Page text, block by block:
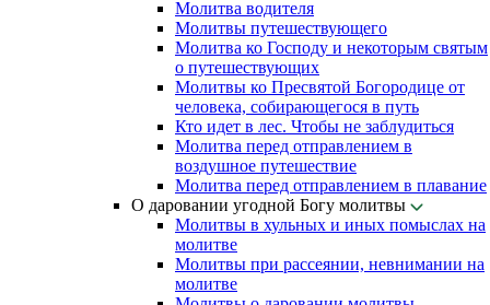
Молитва водителя
Молитвы путешествующего
Молитва ко Господу и некоторым святым
о путешествующих
Молитвы ко Пресвятой Богородице от
человека, собирающегося в путь
Кто идет в лес. Чтобы не заблудиться
Молитва перед отправлением в
воздушное путешествие
Молитва перед отправлением в плавание
О даровании угодной Богу молитвы
Молитвы в хульных и иных помыслах на
молитве
Молитвы при рассеянии, невнимании на
молитве